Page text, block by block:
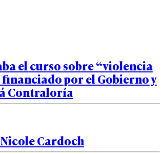
el curso sobre “violencia
por el Gobierno y
Contraloría
Cardoch